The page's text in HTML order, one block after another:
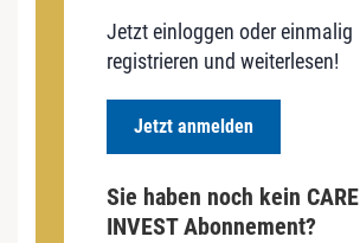
Jetzt einloggen oder einmalig
registrieren und weiterlesen!
Jetzt anmelden
Sie haben noch kein CARE
INVEST Abonnement?